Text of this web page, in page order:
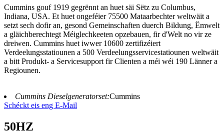
Cummins gouf 1919 gegrënnt an huet säi Sëtz zu Columbus,
Indiana, USA. Et huet ongeféier 75500 Mataarbechter weltwäit a
setzt sech dofir an, gesond Gemeinschaften duerch Bildung, Ëmwelt
a gläichberechtegt Méiglechkeeten opzebauen, fir d'Welt no vir ze
dreiwen. Cummins huet iwwer 10600 zertifizéiert
Verdeelungsstatiounen a 500 Verdeelungsservicestatiounen weltwäit
a bitt Produkt- a Servicesupport fir Clienten a méi wéi 190 Länner a
Regiounen.
Cummins Dieselgeneratorset:Cummins
Schéckt eis eng E-Mail
50HZ